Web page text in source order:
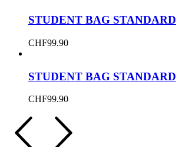
STUDENT BAG STANDARD
CHF99.90
STUDENT BAG STANDARD
CHF99.90